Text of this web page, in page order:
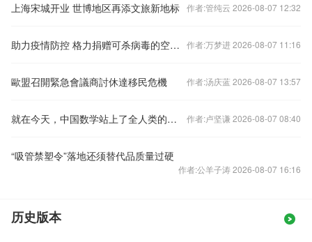
上海宋城开业 世博地区再添文旅新地标 作者:管纯云 2026-08-07 12:32
助力疫情防控 格力捐赠可杀病毒的空气净化器 作者:万梦进 2026-08-07 11:16
歐盟召開緊急會議商討休達移民危機 作者:汤庆蓝 2026-08-07 13:57
就在今天，中国数学站上了全人类的最高峰。 作者:卢坚谦 2026-08-07 08:40
“吸管禁塑令”落地还须替代品质量过硬
作者:公羊子涛 2026-08-07 16:16
历史版本